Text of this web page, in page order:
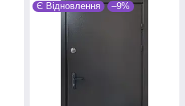
Є Відновлення –9%